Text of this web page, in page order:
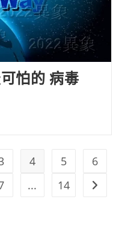
怕的 病毒
4 5
6
... 14 Go to